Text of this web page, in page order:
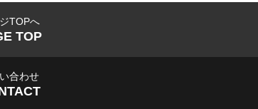
TOPへ
TOP
合わせ